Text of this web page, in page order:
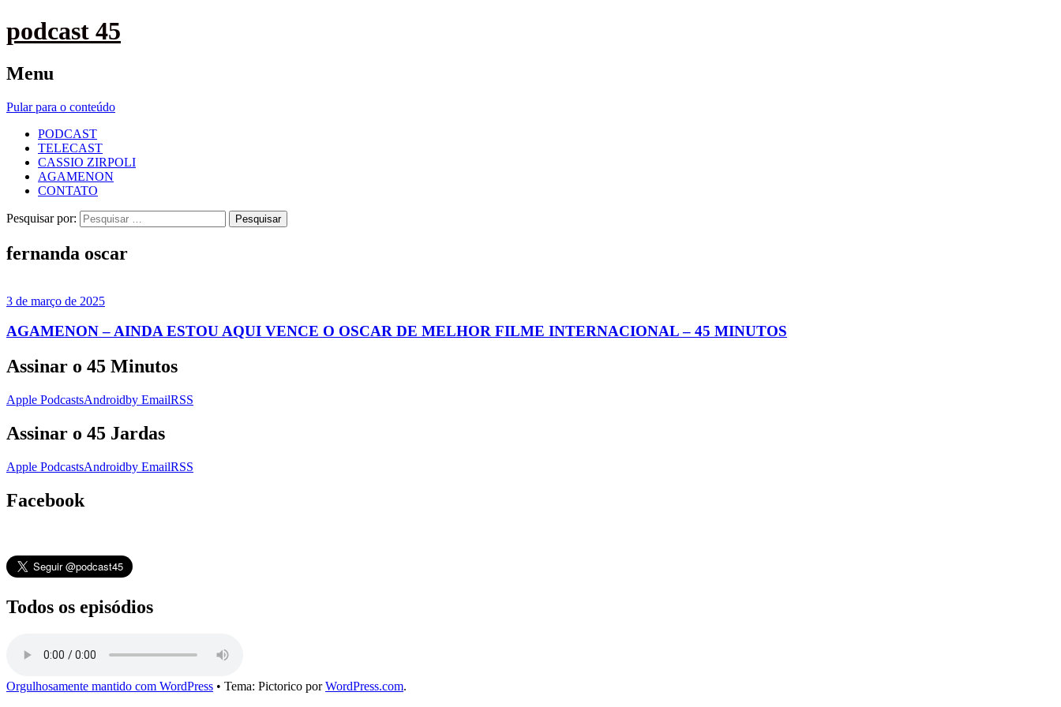
podcast 45
Menu
Pular para o conteúdo
PODCAST
TELECAST
CASSIO ZIRPOLI
AGAMENON
CONTATO
Pesquisar por:
fernanda oscar
3 de março de 2025
AGAMENON – AINDA ESTOU AQUI VENCE O OSCAR DE MELHOR FILME INTERNACIONAL – 45 MINUTOS
Assinar o 45 Minutos
Apple PodcastsAndroidby EmailRSS
Assinar o 45 Jardas
Apple PodcastsAndroidby EmailRSS
Facebook
Todos os episódios
Orgulhosamente mantido com WordPress • Tema: Pictorico porWordPress.com.